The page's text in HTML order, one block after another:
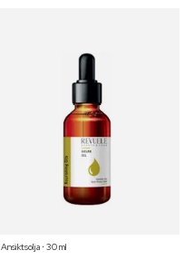
Ansiktsolja ⋅ 30 ml